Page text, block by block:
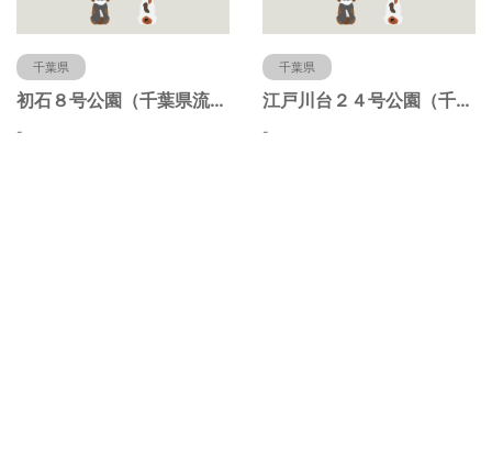
千葉県
初石８号公園（千葉県流山市）
-
千葉県
江戸川台２４号公園（千葉県流山市）
-